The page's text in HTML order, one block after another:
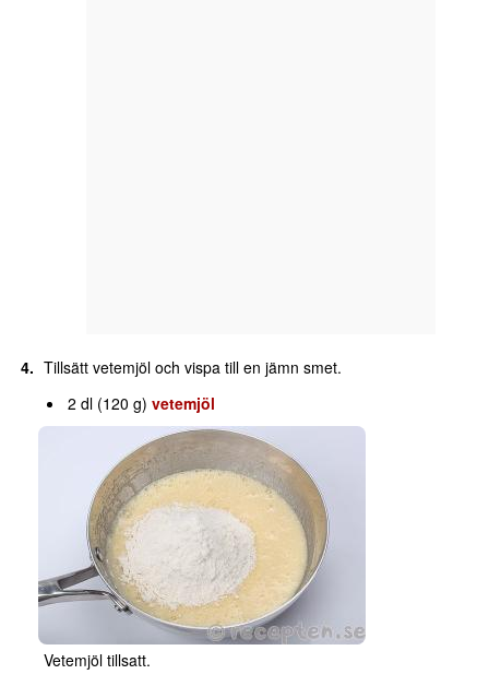
Tillsätt vetemjöl och vispa till en jämn smet.
2 dl (120 g)vetemjöl
Vetemjöl tillsatt.